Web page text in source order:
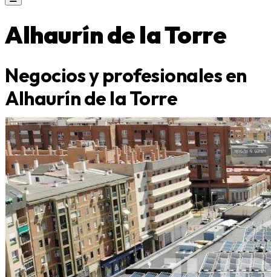
Alhaurín de la Torre
Negocios y profesionales en
Alhaurín de la Torre